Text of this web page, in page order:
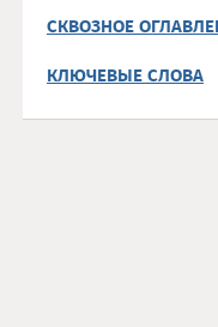
СКВОЗНОЕ
КЛЮЧЕВЫЕ СЛОВА